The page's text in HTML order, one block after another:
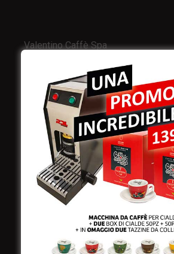
Valentino Caffè Spa
e produzione:
Viale Croazia 8 (Z.I.)
73100 Lecce
Telefono:+39 0832 240771
+39 0832 279866
info@valentinocaffespa.com
02583710757